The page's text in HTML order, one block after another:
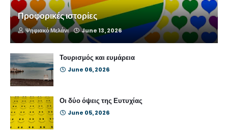
Προφορικές ιστορίες
Ψηφιακό Μελάνι June 13, 2026
Τουρισμός και ευμάρεια
June 06, 2026
Οι δύο όψεις της Ευτυχίας
June 05, 2026